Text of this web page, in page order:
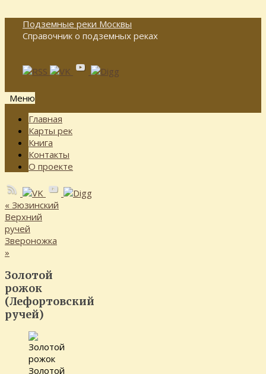
Подземные реки Москвы
Справочник о подземных реках
Меню
Перейти
содержимому
Главная
Карты рек
Книга
Контакты
О проекте
« Зюзинский
Верхний
ручей
Звероножка
»
Золотой
рожок
(Лефортовский
ручей)
Золотой